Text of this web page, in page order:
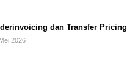
dan Transfer Pricing
2026